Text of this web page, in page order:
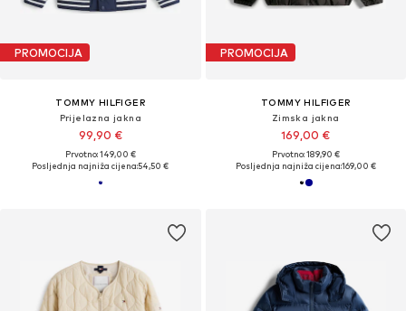
PROMOCIJA
TOMMY HILFIGER
Prijelazna jakna
99,90 €
Prvotno: 149,00 €
Posljednja najniža cijena:54,50 €
PROMOCIJA
TOMMY HILFIGER
Zimska jakna
169,00 €
Prvotno: 189,90 €
Posljednja najniža cijena:169,00 €